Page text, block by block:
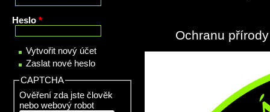
Heslo *
Vytvořit nový účet
Zaslat nové heslo
CAPTCHA
Ověření zda jste člověk
nebo webový robot
Ochranu